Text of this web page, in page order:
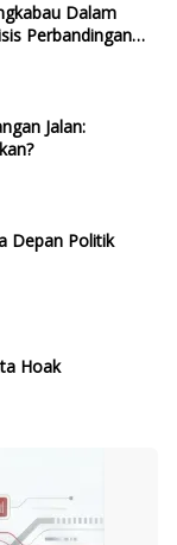
Dalam
Perbandingan
Jalan:
Depan Politik
Hoak